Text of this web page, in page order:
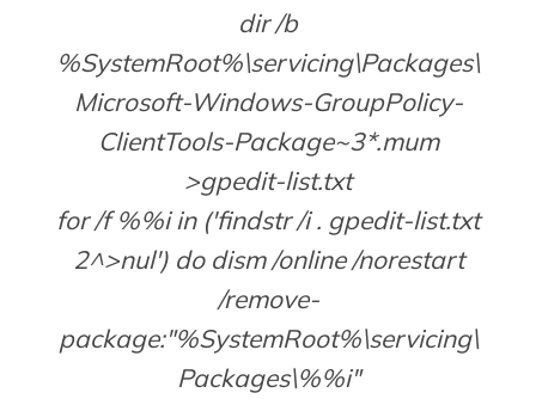
dir /b
%SystemRoot%\servicing\Packages\
Microsoft-Windows-GroupPolicy-
ClientTools-Package~3*.mum
>gpedit-list.txt
for /f %%i in ('findstr /i . gpedit-list.txt
2^>nul') do dism /online /norestart
/remove-
package:"%SystemRoot%\servicing\
Packages\%%i"